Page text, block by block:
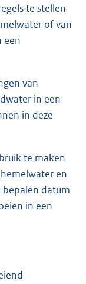
te stellen
of van
een
van
in een
in deze
te maken
en
datum
in een